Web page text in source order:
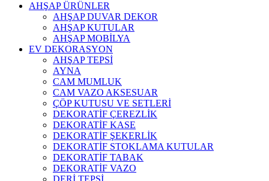
AHŞAP ÜRÜNLER
AHŞAP DUVAR DEKOR
AHŞAP KUTULAR
AHŞAP MOBİLYA
EV DEKORASYON
AHŞAP TEPSİ
AYNA
CAM MUMLUK
CAM VAZO AKSESUAR
ÇÖP KUTUSU VE SETLERİ
DEKORATİF ÇEREZLİK
DEKORATİF KASE
DEKORATİF ŞEKERLİK
DEKORATİF STOKLAMA KUTULAR
DEKORATİF TABAK
DEKORATİF VAZO